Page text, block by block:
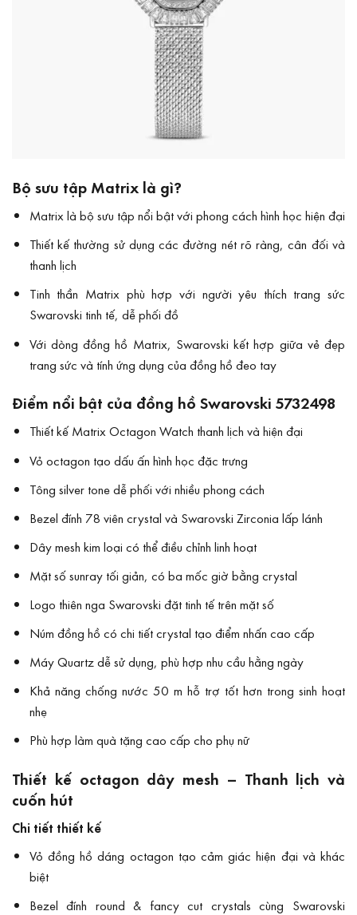
Bộ sưu tập Matrix là gì?
Matrix là bộ sưu tập nổi bật với phong cách hình học hiện đại
Thiết kế thường sử dụng các đường nét rõ ràng, cân đối và
thanh lịch
Tinh thần Matrix phù hợp với người yêu thích trang sức
Swarovski tinh tế, dễ phối đồ
Với dòng đồng hồ Matrix, Swarovski kết hợp giữa vẻ đẹp
trang sức và tính ứng dụng của đồng hồ đeo tay
Điểm nổi bật của đồng hồ Swarovski 5732498
Thiết kế Matrix Octagon Watch thanh lịch và hiện đại
Vỏ octagon tạo dấu ấn hình học đặc trưng
Tông silver tone dễ phối với nhiều phong cách
Bezel đính 78 viên crystal và Swarovski Zirconia lấp lánh
Dây mesh kim loại có thể điều chỉnh linh hoạt
Mặt số sunray tối giản, có ba mốc giờ bằng crystal
Logo thiên nga Swarovski đặt tinh tế trên mặt số
Núm đồng hồ có chi tiết crystal tạo điểm nhấn cao cấp
Máy Quartz dễ sử dụng, phù hợp nhu cầu hằng ngày
Khả năng chống nước 50 m hỗ trợ tốt hơn trong sinh hoạt
nhẹ
Phù hợp làm quà tặng cao cấp cho phụ nữ
Thiết kế octagon dây mesh – Thanh lịch và
cuốn hút
Chi tiết thiết kế
Vỏ đồng hồ dáng octagon tạo cảm giác hiện đại và khác
biệt
Bezel đính round & fancy cut crystals cùng Swarovski